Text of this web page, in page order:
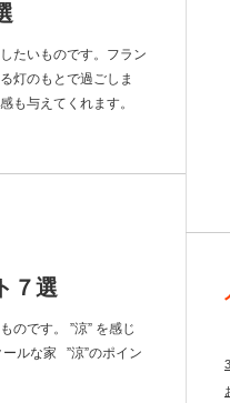
たいものです。フラン
灯のもとで過ごしま
も与えてくれます。
７選
のです。 ”涼” を感じ
ルな家 ”涼”のポイン